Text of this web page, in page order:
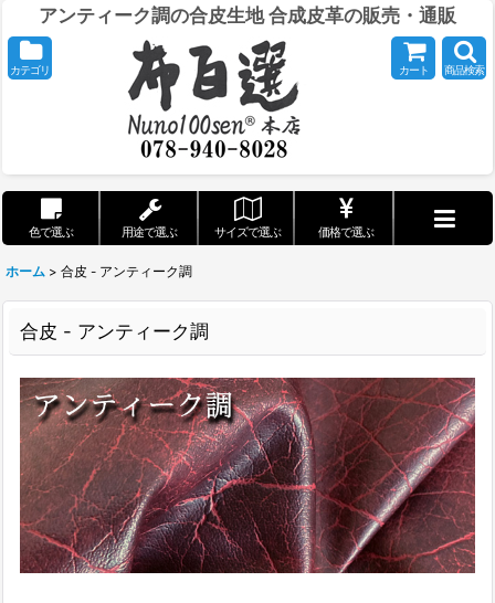
アンティーク調の合皮生地 合成皮革の販売・通販
カテゴリ カート 商品検索
色で選ぶ 用途で選ぶ サイズで選ぶ 価格で選ぶ
ホーム > 合皮 - アンティーク調
合皮 - アンティーク調